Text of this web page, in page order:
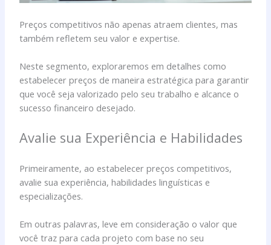
Preços competitivos não apenas atraem clientes, mas
também refletem seu valor e expertise.
Neste segmento, exploraremos em detalhes como
estabelecer preços de maneira estratégica para garantir
que você seja valorizado pelo seu trabalho e alcance o
sucesso financeiro desejado.
Avalie sua Experiência e Habilidades
Primeiramente, ao estabelecer preços competitivos,
avalie sua experiência, habilidades linguísticas e
especializações.
Em outras palavras, leve em consideração o valor que
você traz para cada projeto com base no seu